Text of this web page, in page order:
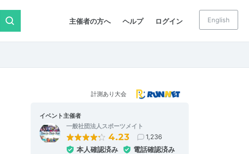
主催者の方へ ヘルプ ログイン English
計測あり大会
イベント主催者
一般社団法人スポーツメイト
4.23 1,236
本人確認済み 電話確認済み